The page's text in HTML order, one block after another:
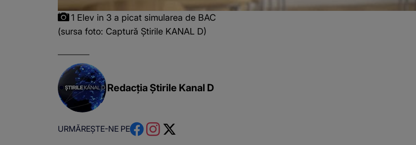
1 Elev in 3 a picat simularea de BAC
(sursa foto: Captură Știrile KANAL D)
Redacția Știrile Kanal D
URMĂREȘTE-NE PE